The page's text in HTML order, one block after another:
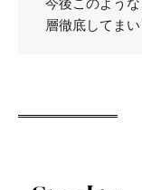
層徹底してまい